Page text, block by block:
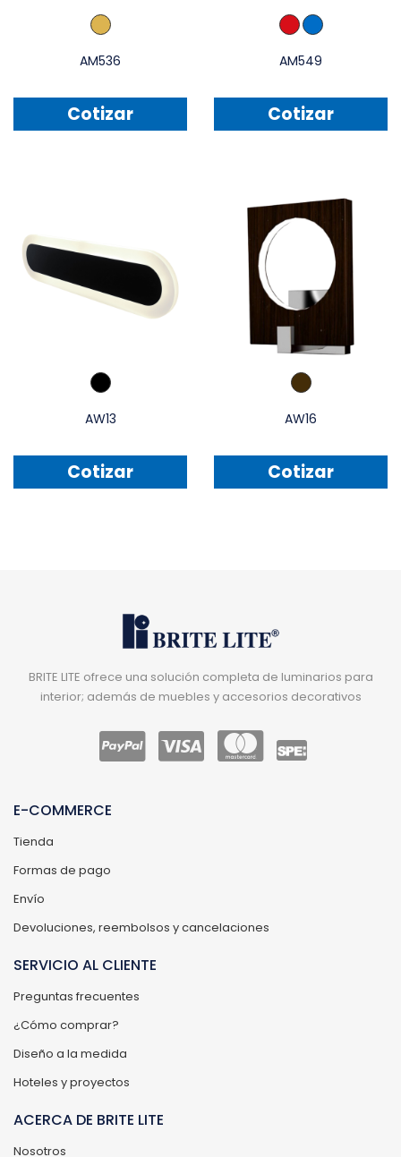
AM536
Cotizar
AM549
Cotizar
AW13
Cotizar
AW16
Cotizar
BRITE LITE ofrece una solución completa de luminarios para
interior; además de muebles y accesorios decorativos
E-COMMERCE
Tienda
Formas de pago
Envío
Devoluciones, reembolsos y cancelaciones
SERVICIO AL CLIENTE
Preguntas frecuentes
¿Cómo comprar?
Diseño a la medida
Hoteles y proyectos
ACERCA DE BRITE LITE
Nosotros